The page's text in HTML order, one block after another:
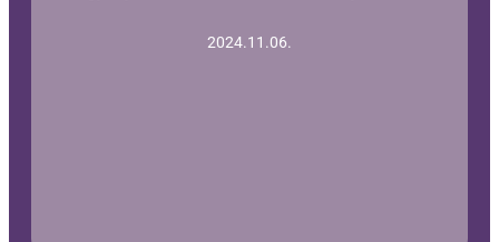
2024.11.06.